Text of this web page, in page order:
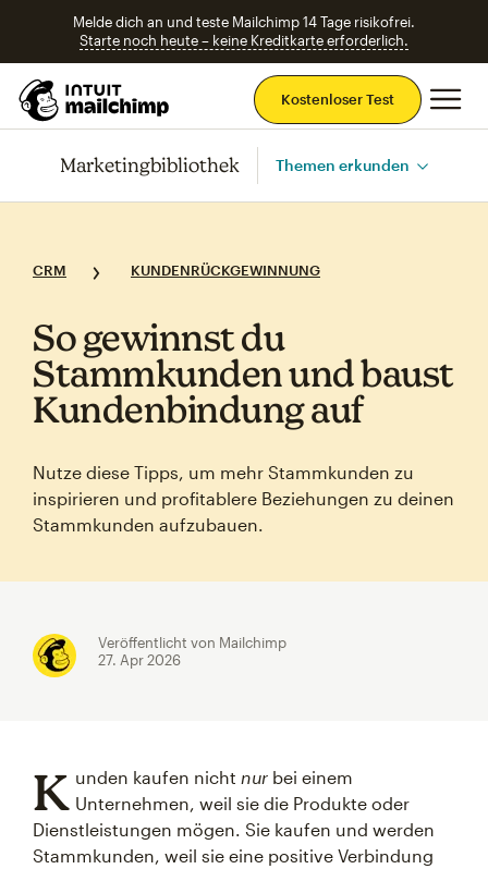
Melde dich an und teste Mailchimp 14 Tage risikofrei.
Starte noch heute – keine Kreditkarte erforderlich.
Kostenloser Test
Marketingbibliothek Themen erkunden
CRM KUNDENRÜCKGEWINNUNG
So gewinnst du
Stammkunden und baust
Kundenbindung auf
Nutze diese Tipps, um mehr Stammkunden zu
inspirieren und profitablere Beziehungen zu deinen
Stammkunden aufzubauen.
Veröffentlicht von Mailchimp
27. Apr 2026
K unden kaufen nicht nurbei einem
Unternehmen, weil sie die Produkte oder
Dienstleistungen mögen. Sie kaufen und werden
Stammkunden, weil sie eine positive Verbindung